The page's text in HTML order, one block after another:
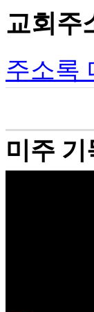
교회주
주소록
미주 기